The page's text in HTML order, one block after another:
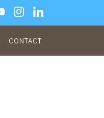
CONTACT